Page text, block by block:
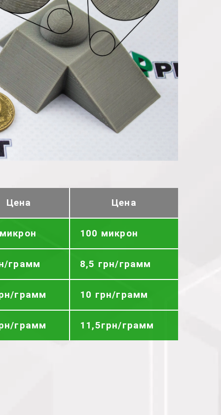
Цена Цена
100 микрон
грамм 8,5 грн/грамм
грамм 10 грн/грамм
грамм 11,5грн/грамм